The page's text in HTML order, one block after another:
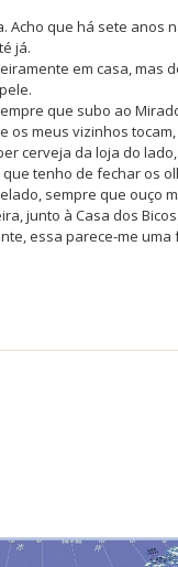
Acho que há sete anos
já.
em casa, mas
que subo ao
os meus vizinhos
cerveja da loja do
tenho de fechar os
sempre que ouço
junto à Casa dos
essa parece-me